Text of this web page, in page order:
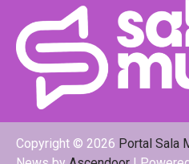
Copyright © 2026 Portal Sala